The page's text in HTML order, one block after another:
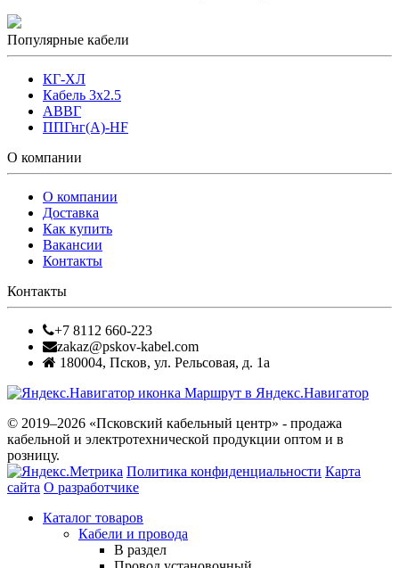
Популярные кабели
КГ-ХЛ
Кабель 3x2.5
АВВГ
ППГнг(А)-HF
О компании
О компании
Доставка
Как купить
Вакансии
Контакты
Контакты
+7 8112 660-223
zakaz@pskov-kabel.com
180004, Псков, ул. Рельсовая, д. 1а
Маршрут в Яндекс.Навигатор
© 2019–2026 «Псковский кабельный центр» - продажа
кабельной и электротехнической продукции оптом и в
розницу.
Политика конфиденциальности Карта
сайта О разработчике
Каталог товаров
Кабели и провода
В раздел